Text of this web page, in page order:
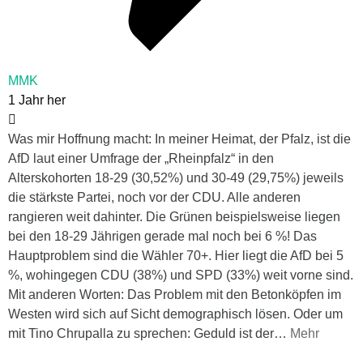
MMK
1 Jahr her
Was mir Hoffnung macht: In meiner Heimat, der Pfalz, ist die
AfD laut einer Umfrage der „Rheinpfalz“ in den
Alterskohorten 18-29 (30,52%) und 30-49 (29,75%) jeweils
die stärkste Partei, noch vor der CDU. Alle anderen
rangieren weit dahinter. Die Grünen beispielsweise liegen
bei den 18-29 Jährigen gerade mal noch bei 6 %! Das
Hauptproblem sind die Wähler 70+. Hier liegt die AfD bei 5
%, wohingegen CDU (38%) und SPD (33%) weit vorne sind.
Mit anderen Worten: Das Problem mit den Betonköpfen im
Westen wird sich auf Sicht demographisch lösen. Oder um
mit Tino Chrupalla zu sprechen: Geduld ist der… Mehr